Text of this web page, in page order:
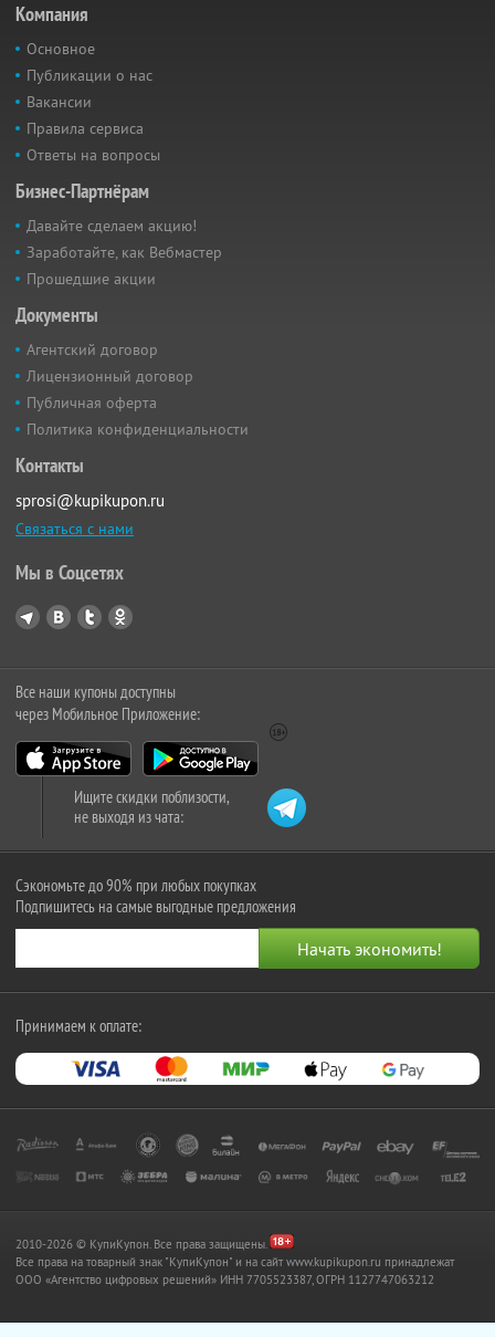
Компания
Основное
Публикации о нас
Вакансии
Правила сервиса
Ответы на вопросы
Бизнес-Партнёрам
Давайте сделаем акцию!
Заработайте, как Вебмастер
Прошедшие акции
Документы
Агентский договор
Лицензионный договор
Публичная оферта
Политика конфиденциальности
Контакты
sprosi@kupikupon.ru
Связаться с нами
Мы в Соцсетях
Все наши купоны доступны
через Мобильное Приложение:
Ищите скидки поблизости,
не выходя из чата:
Сэкономьте до 90% при любых покупках
Подпишитесь на самые выгодные предложения
Принимаем к оплате:
2010-2026 © КупиКупон. Все права защищены.
Все права на товарный знак "КупиКупон" и на сайт www.kupikupon.ru принадлежат
OOO «Агентство цифровых решений» ИНН 7705523387, ОГРН 1127747063212